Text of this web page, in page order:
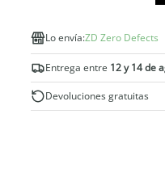
Lo envía:ZD Zero Defects
Entrega entre 12 y 14 de
Devoluciones gratuitas